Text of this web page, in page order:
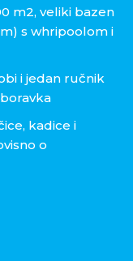
m2, veliki bazen
m) s whripoolom i
i jedan ručnik
kadice i
o